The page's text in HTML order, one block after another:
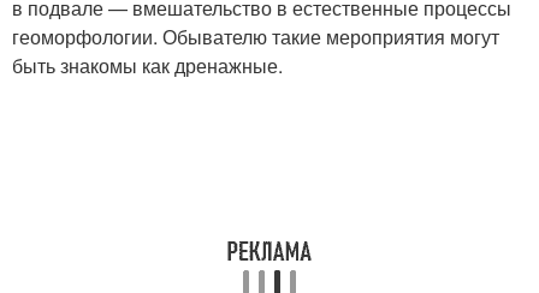
в подвале — вмешательство в естественные процессы
геоморфологии. Обывателю такие мероприятия могут
быть знакомы как дренажные.